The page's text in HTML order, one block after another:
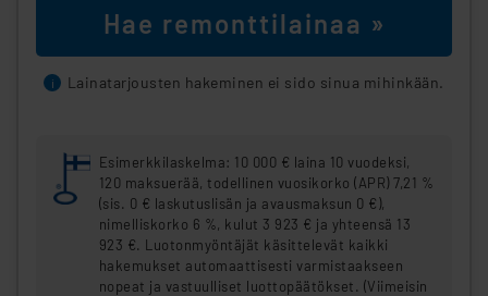
Hae remonttilainaa »
i Lainatarjousten hakeminen ei sido sinua mihinkään.
Esimerkkilaskelma: 10 000 € laina 10 vuodeksi,
120 maksuerää, todellinen vuosikorko (APR) 7,21 %
(sis. 0 € laskutuslisän ja avausmaksun 0 €),
nimelliskorko 6 %, kulut 3 923 € ja yhteensä 13
923 €. Luotonmyöntäjät käsittelevät kaikki
hakemukset automaattisesti varmistaakseen
nopeat ja vastuulliset luottopäätökset. (Viimeisin